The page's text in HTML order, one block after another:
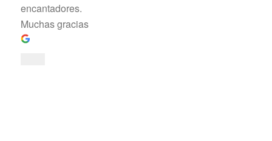
encantadores.
Muchas gracias